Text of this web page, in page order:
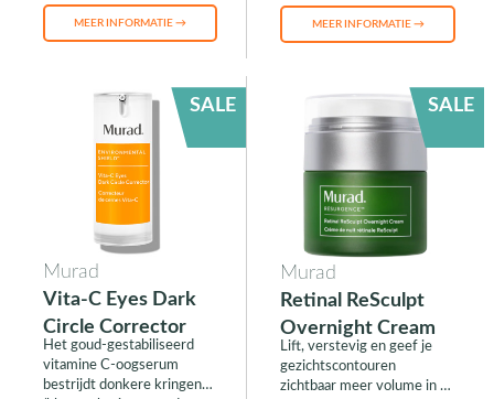
MEER INFORMATIE → MEER INFORMATIE →
SALE
Murad
Vita-C Eyes Dark
Circle Corrector
Het goud-gestabiliseerd
vitamine C-oogserum
bestrijdt donkere kringen
SALE
Murad
Retinal ReSculpt
Overnight Cream
Lift, verstevig en geef je
gezichtscontouren
zichtbaar meer volume in 4